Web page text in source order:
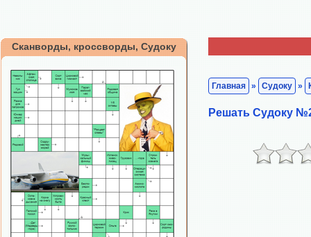
Сканворды, кроссворды, Судоку
Главная » Судоку »
Решать Судоку